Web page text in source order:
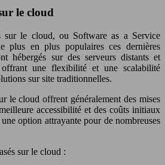
le cloud
sur le cloud, ou Software as a Service
plus en plus populaires ces dernières
hébergés sur des serveurs distants et
offrant une flexibilité et une scalabilité
sur site traditionnelles.
le cloud offrent généralement des mises
accessibilité et des coûts initiaux
option attrayante pour de nombreuses
sur le cloud :